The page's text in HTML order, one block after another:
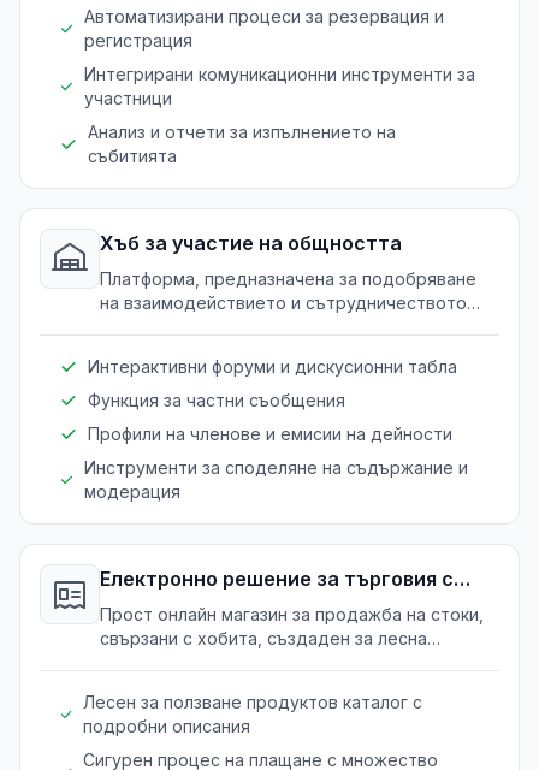
Автоматизирани процеси за резервация и
регистрация
Интегрирани комуникационни инструменти за
участници
Анализ и отчети за изпълнението на
събитията
Хъб за участие на общността
Платформа, предназначена за подобряване
на взаимодействието и сътрудничеството
Интерактивни форуми и дискусионни табла
Функция за частни съобщения
Профили на членове и емисии на дейности
Инструменти за споделяне на съдържание и
модерация
Електронно решение за търговия с
продукти
Прост онлайн магазин за продажба на стоки,
свързани с хобита, създаден за лесна
Лесен за ползване продуктов каталог с
подробни описания
Сигурен процес на плащане с множество